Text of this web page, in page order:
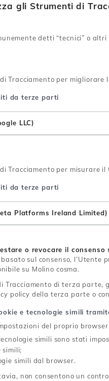
gli Strumenti di
detti “tecnici” o
Tracciamento per
da terze parti
LLC)
Tracciamento per misurare
da terze parti
Platforms Ireland Limited)
o revocare il consenso
sul consenso,
su Molino cosma.
Tracciamento di terza
policy della terza parte o
e tecnologie simili
del proprio
simili sono stati
simili;
simili dal browser.
non consentono un